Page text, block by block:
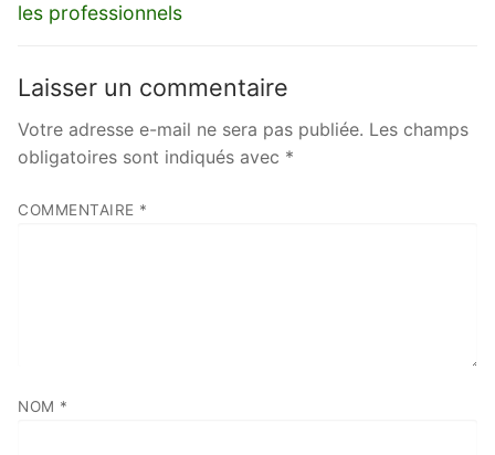
les professionnels
Laisser un commentaire
Votre adresse e-mail ne sera pas publiée. Les champs
obligatoires sont indiqués avec *
COMMENTAIRE *
NOM *